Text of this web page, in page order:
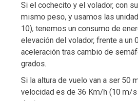
Si el cochecito y el volador, con
mismo peso, y usamos las
10), tenemos un consumo de
elevación del volador, frente a un
aceleración tras cambio de
grados.
Si la altura de vuelo van a ser 50
velocidad es de 36 Km/h (10 m/s